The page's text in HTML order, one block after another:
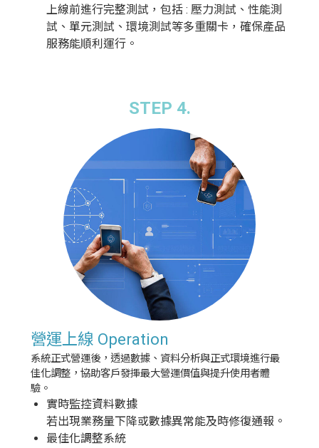
上線前進行完整測試，包括 : 壓力測試、性能測
試、單元測試、環境測試等多重關卡，確保產品
服務能順利運行。
STEP 4.
營運上線 Operation
系統正式營運後，透過數據、資料分析與正式環境進行最
佳化調整，協助客戶發揮最大營運價值與提升使用者體
驗。
實時監控資料數據
若出現業務量下降或數據異常能及時修復通報。
最佳化調整系統